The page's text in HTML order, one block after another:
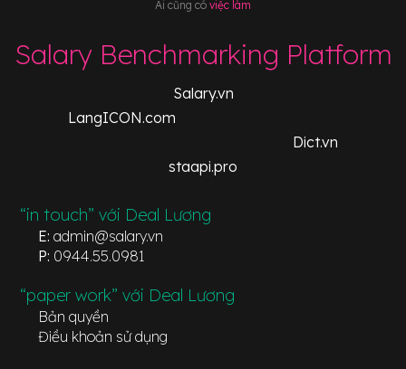
Ai cũng có việc làm
Salary Benchmarking Platform
Salary.vn
LangICON.com
Dict.vn
staapi.pro
“in touch” với Deal Lương
E: admin@salary.vn
P: 0944.55.0981
“paper work” với Deal Lương
Bản quyền
Điều khoản sử dụng